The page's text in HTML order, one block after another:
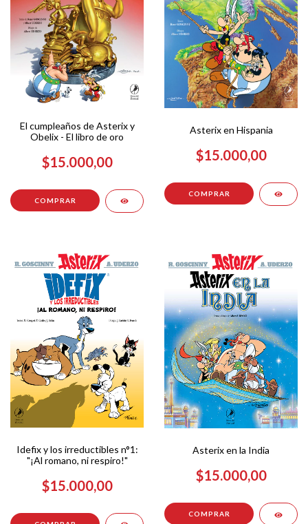
El cumpleaños de Asterix y
Obelix - El libro de oro
$15.000,00
Asterix en Hispania
$15.000,00
Idefix y los irreductibles n°1:
"¡Al romano, ni respiro!"
$15.000,00
Asterix en la India
$15.000,00